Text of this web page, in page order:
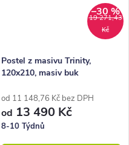
19 271,43
Kč
–30 %
Postel z masivu Trinity,
120x210, masiv buk
od 11 148,76 Kč bez DPH
od 13 490 Kč
8-10 Týdnů